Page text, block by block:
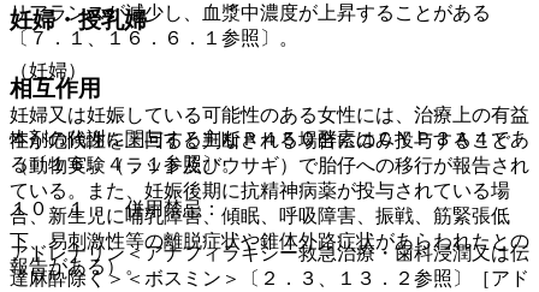
妊婦・授乳婦
（妊婦）
妊婦又は妊娠している可能性のある女性には、治療上の有益
性が危険性を上回ると判断される場合にのみ投与すること
（動物実験（ラット及びウサギ）で胎仔への移行が報告され
ている。また、妊娠後期に抗精神病薬が投与されている場
合、新生児に哺乳障害、傾眠、呼吸障害、振戦、筋緊張低
下、易刺激性等の離脱症状や錐体外路症状があらわれたとの
報告がある）。
リアランスが減少し、血漿中濃度が上昇することがある
〔７．１、１６．６．１参照〕。
相互作用
本剤の代謝に関与する主なＰ４５０酵素はＣＹＰ３Ａ４であ
る〔１６．４．１参照〕。
１０．１． 併用禁忌：
アドレナリン＜アナフィラキシー救急治療・歯科浸潤又は伝
達麻酔除く＞＜ボスミン＞〔２．３、１３．２参照〕［アド